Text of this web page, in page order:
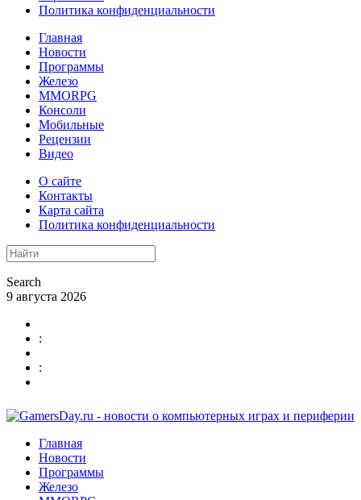
Политика конфиденциальности
Главная
Новости
Программы
Железо
MMORPG
Консоли
Мобильные
Рецензии
Видео
О сайте
Контакты
Карта сайта
Политика конфиденциальности
Search
9 августа 2026
:
:
Главная
Новости
Программы
Железо